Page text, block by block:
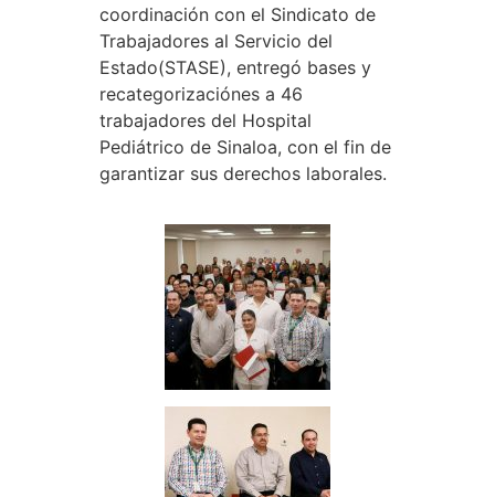
coordinación con el Sindicato de
Trabajadores al Servicio del
Estado(STASE), entregó bases y
recategorizaciónes a 46
trabajadores del Hospital
Pediátrico de Sinaloa, con el fin de
garantizar sus derechos laborales.